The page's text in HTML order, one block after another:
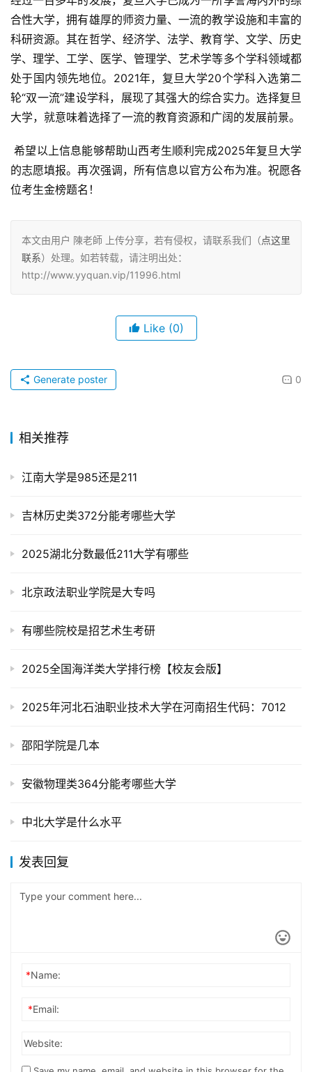
合性大学，拥有雄厚的师资力量、一流的教学设施和丰富的
科研资源。其在哲学、经济学、法学、教育学、文学、历史
学、理学、工学、医学、管理学、艺术学等多个学科领域都
处于国内领先地位。2021年，复旦大学20个学科入选第二
轮“双一流”建设学科，展现了其强大的综合实力。选择复旦
大学，就意味着选择了一流的教育资源和广阔的发展前景。
希望以上信息能够帮助山西考生顺利完成2025年复旦大学
的志愿填报。再次强调，所有信息以官方公布为准。祝愿各
位考生金榜题名！
本文由用户 陳老師 上传分享，若有侵权，请联系我们（点这里
联系）处理。如若转载，请注明出处：
http://www.yyquan.vip/11996.html
Like (0)
0
Generate poster
相关推荐
江南大学是985还是211
吉林历史类372分能考哪些大学
2025湖北分数最低211大学有哪些
北京政法职业学院是大专吗
有哪些院校是招艺术生考研
2025全国海洋类大学排行榜【校友会版】
2025年河北石油职业技术大学在河南招生代码：7012
邵阳学院是几本
安徽物理类364分能考哪些大学
中北大学是什么水平
发表回复
*Name:
*Email:
Website: